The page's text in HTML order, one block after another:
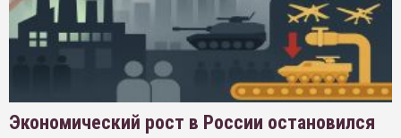
Экономический рост в России остановился